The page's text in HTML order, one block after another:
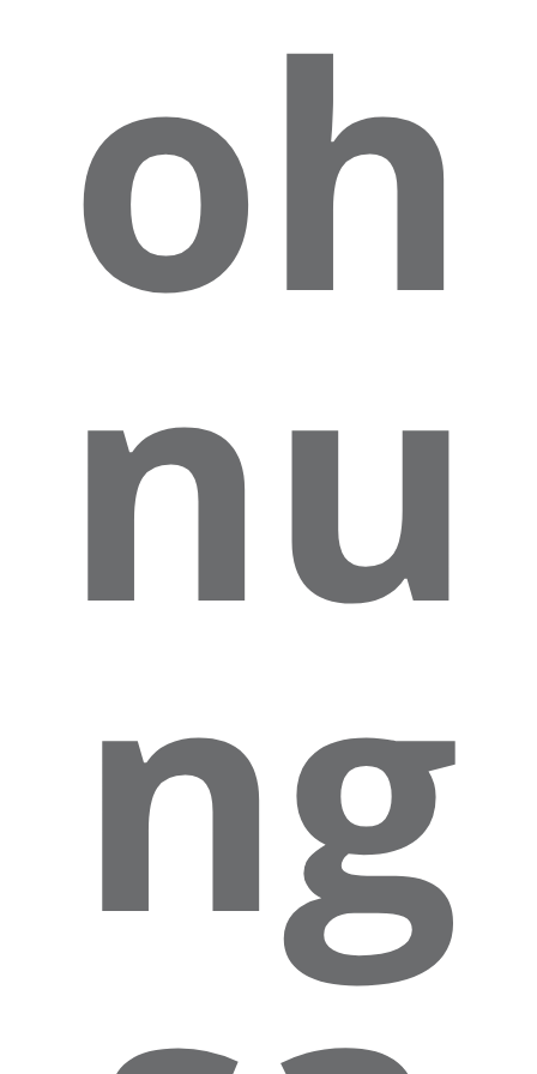
oh
nu
ng
Sie sehen gerade einen Platzhalterinhalt von
Google Maps. Um auf den eigentlichen Inhalt
Erforderlichen Service akzeptieren und
Inhalte entsperren
Ko